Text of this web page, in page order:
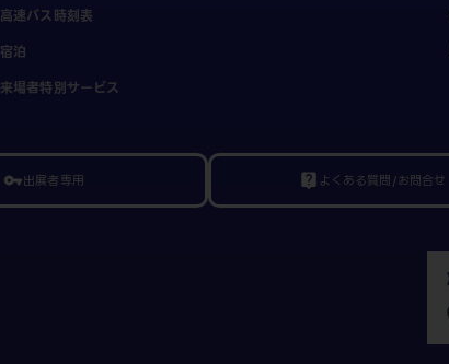
高速バス時刻表
宿泊
来場者特別サービス
vpn_key出展者専用 live_help よくある質問/お問合せ